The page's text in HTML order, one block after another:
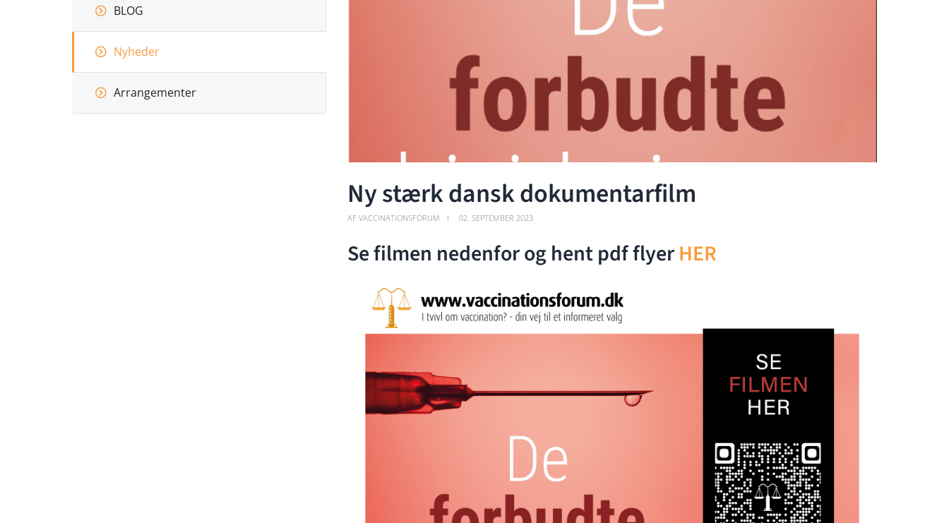
BLOG
Nyheder
Arrangementer
Ny stærk dansk dokumentarfilm
AF VACCINATIONSFORUM 02. SEPTEMBER 2023
Se filmen nedenfor og hent pdf flyerHER